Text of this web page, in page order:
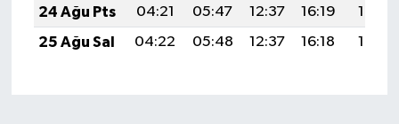
24 Ağu Pts
04:21 05:47 12:37 16:19
19:18
25 Ağu Sal
04:22 05:48 12:37 16:18 19:17